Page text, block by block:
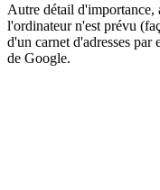
Autre détail d'importance,
l'ordinateur n'est prévu
d'un carnet d'adresses par
de Google.